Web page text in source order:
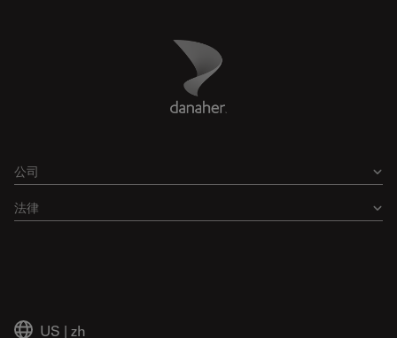
Danaher Logo
公司
法律
US | zh